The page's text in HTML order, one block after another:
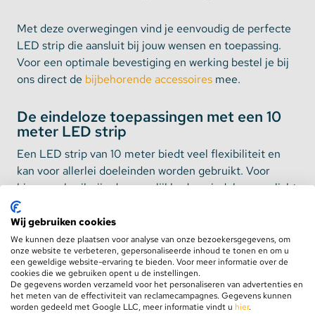
Met deze overwegingen vind je eenvoudig de perfecte
LED strip die aansluit bij jouw wensen en toepassing.
Voor een optimale bevestiging en werking bestel je bij
ons direct de bijbehorende accessoires mee.
De eindeloze toepassingen met een 10
meter LED strip
Een LED strip van 10 meter biedt veel flexibiliteit en
kan voor allerlei doeleinden worden gebruikt. Voor
binnengebruik zijn de mogelijkheden eindeloos: verlicht
de woonkamer rondom het plafond voor een moderne
look, gebruik de strip als sfeerverlichting in de
slaapkamer of monteer deze onder de keukenkastjes
voor praktische werkverlichting. Buiten kun je met een
led lichtslang van 10 meter de tuin verfraaien door deze
langs schuttingen of op het terras te plaatsen of
bijvoorbeeld een tuinhuis sfeervol te verlichten. Zorg er
Wij gebruiken cookies
We kunnen deze plaatsen voor analyse van onze bezoekersgegevens, om
onze website te verbeteren, gepersonaliseerde inhoud te tonen en om u
een geweldige website-ervaring te bieden. Voor meer informatie over de
cookies die we gebruiken opent u de instellingen.
De gegevens worden verzameld voor het personaliseren van advertenties en
het meten van de effectiviteit van reclamecampagnes. Gegevens kunnen
worden gedeeld met Google LLC, meer informatie vindt u hier.